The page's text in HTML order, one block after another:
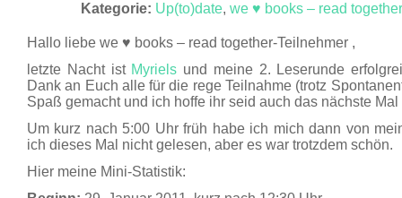
Kategorie: Up(to)date, we ♥ books – read together
Hallo liebe we ♥ books – read together-Teilnehmer ,
letzte Nacht ist Myriels und meine 2. Leserunde
Dank an Euch alle für die rege Teilnahme (trotz
Spaß gemacht und ich hoffe ihr seid auch das nächste
Um kurz nach 5:00 Uhr früh habe ich mich dann von
ich dieses Mal nicht gelesen, aber es war trotzdem schön.
Hier meine Mini-Statistik: